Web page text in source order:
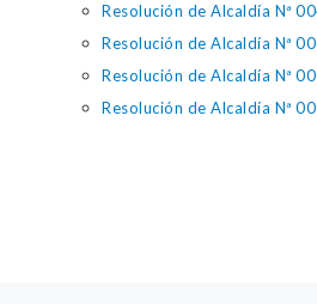
Resolución de Alcaldía Nª
Resolución de Alcaldía Nª
Resolución de Alcaldía Nª
Resolución de Alcaldía Nª